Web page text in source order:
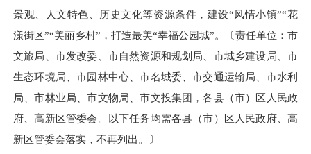
景观、人文特色、历史文化等资源条件，建设“风情小镇”“花
漾街区”“美丽乡村”，打造最美“幸福公园城”。〔责任单位：市
文旅局、市发改委、市自然资源和规划局、市城乡建设局、市
生态环境局、市园林中心、市名城委、市交通运输局、市水利
局、市林业局、市文物局、市文投集团，各县（市）区人民政
府、高新区管委会。以下任务均需各县（市）区人民政府、高
新区管委会落实，不再列出。〕